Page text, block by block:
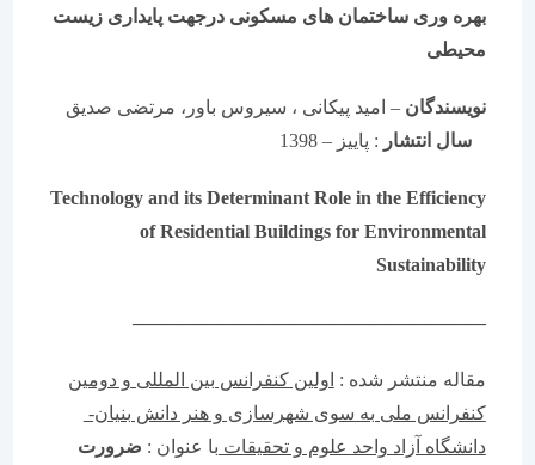
بهره وری ساختمان های مسکونی درجهت پایداری زیست
محیطی
نویسندگان– امید پیکانی ، سیروس باور، مرتضی صدیق
سال انتشار : پاییز – 1398
Technology and its Determinant Role in the Efficiency
of Residential Buildings for Environmental
Sustainability
——————————————————–
مقاله منتشر شده :اولین کنفرانس بین المللی و دومین
کنفرانس ملی به سوی شهرسازی و هنر دانش بنیان-
دانشگاه آزاد واحد علوم و تحقیقاتبا عنوان :ضرورت